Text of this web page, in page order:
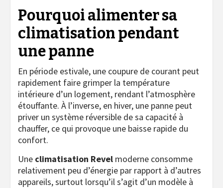
Pourquoi alimenter sa
climatisation pendant
une panne
En période estivale, une coupure de courant peut
rapidement faire grimper la température
intérieure d’un logement, rendant l’atmosphère
étouffante. À l’inverse, en hiver, une panne peut
priver un système réversible de sa capacité à
chauffer, ce qui provoque une baisse rapide du
confort.
Une climatisation Revel moderne consomme
relativement peu d’énergie par rapport à d’autres
appareils, surtout lorsqu’il s’agit d’un modèle à